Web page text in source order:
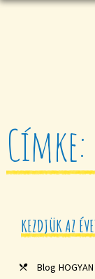
KEZDJÜK AZ
Blog HOGYAN